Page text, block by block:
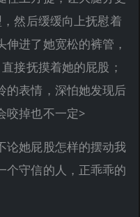
然后缓缓向上抚慰着
进了她宽松的裤管，
接抚摸着她的屁股；
的表情，深怕她发现后
咬掉也不一定>
论她屁股怎样的摆动我
个守信的人，正乖乖的